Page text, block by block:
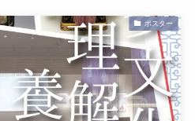
ポスター